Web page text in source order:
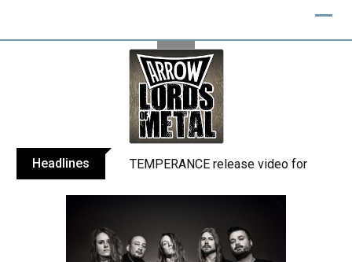
Headlines TEMPERANCE release video for